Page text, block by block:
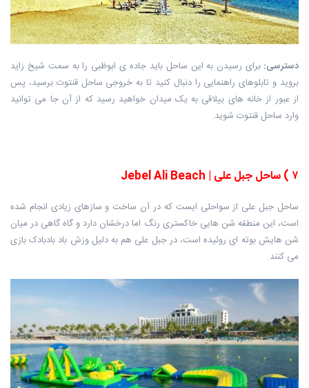
دسترسی: برای رسیدن به این ساحل باید جاده ی ابوظبی را به سمت شیخ زاید
بروید و تابلوهای راهنمایی را دنبال کنید تا به خروجی ساحل قنتوت برسید، پس
از عبور از خانه های ییلاقی به یک میدان خواهید رسید که از آن جا می توانید
وارد ساحل قنتوت شوید.
۷ )ساحل جبل علی | Jebel Ali Beach
ساحل جبل علی از سواحلی ایست که در آن ساخت و سازهای زیادی انجام شده
است، این منطقه شن هایی خاکستری رنگ اما درخشان دارد و گاه گاهی در میان
شن هایش بوته ای روئیده است، در جبل علی هم به دلیل وزش باد بادبادک بازی
می کنند.